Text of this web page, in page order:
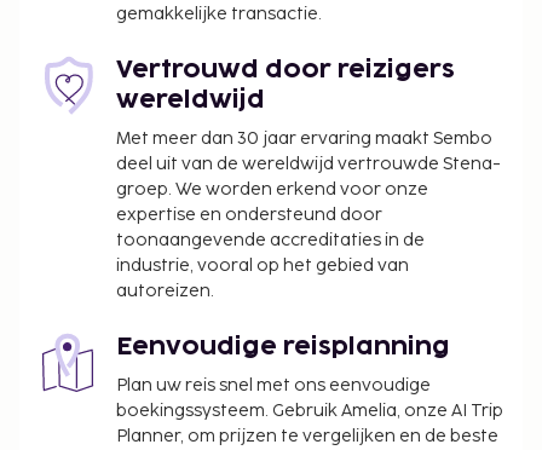
borgsommen zijn mogelijk excl. btw en kunnen
wijzigen.
gemakkelijke transactie.
Vertrouwd door reizigers
wereldwijd
Met meer dan 30 jaar ervaring maakt Sembo
deel uit van de wereldwijd vertrouwde Stena-
groep. We worden erkend voor onze
expertise en ondersteund door
toonaangevende accreditaties in de
industrie, vooral op het gebied van
autoreizen.
Eenvoudige reisplanning
Plan uw reis snel met ons eenvoudige
boekingssysteem. Gebruik Amelia, onze AI Trip
Planner, om prijzen te vergelijken en de beste